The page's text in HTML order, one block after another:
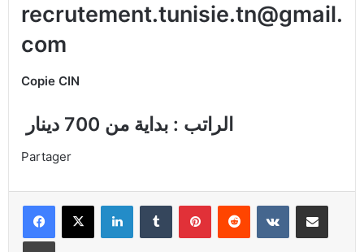
recrutement.tunisie.tn@gmail.
com
Copie CIN
الراتب : بداية من 700 دينار
Partager
LinkedinTumblr PinterestReddit VKontaktePartager par email
Imprimer